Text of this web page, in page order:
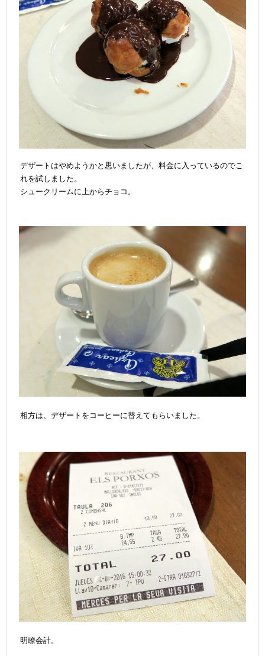
デザートはやめようかと思いましたが、料金に入っているのでこ
れを試しました。
シュークリームに上からチョコ。
相方は、デザートをコーヒーに替えてもらいました。
明瞭会計。